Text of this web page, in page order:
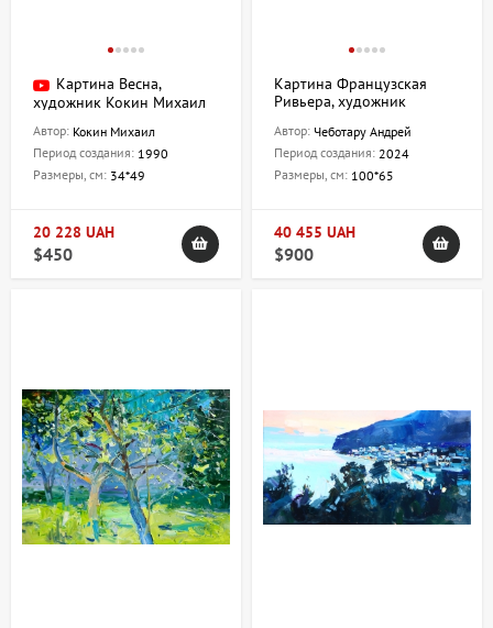
Картина Весна,
художник Кокин Михаил
Автор: Кокин Михаил
Период создания: 1990
Размеры, см: 34*49
20 228 UAH
$450
Картина Французская
Ривьера, художник
Автор: Чеботару Андрей
Период создания: 2024
Размеры, см: 100*65
40 455 UAH
$900